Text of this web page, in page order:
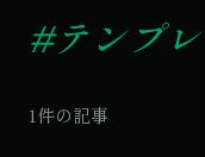
#テンプ
1件の記事